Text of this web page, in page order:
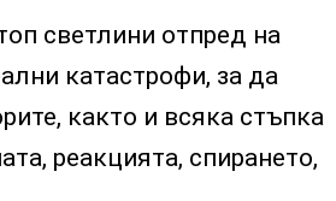
светлини отпред на
катастрофи, за да
както и всяка стъпка
реакцията, спирането,